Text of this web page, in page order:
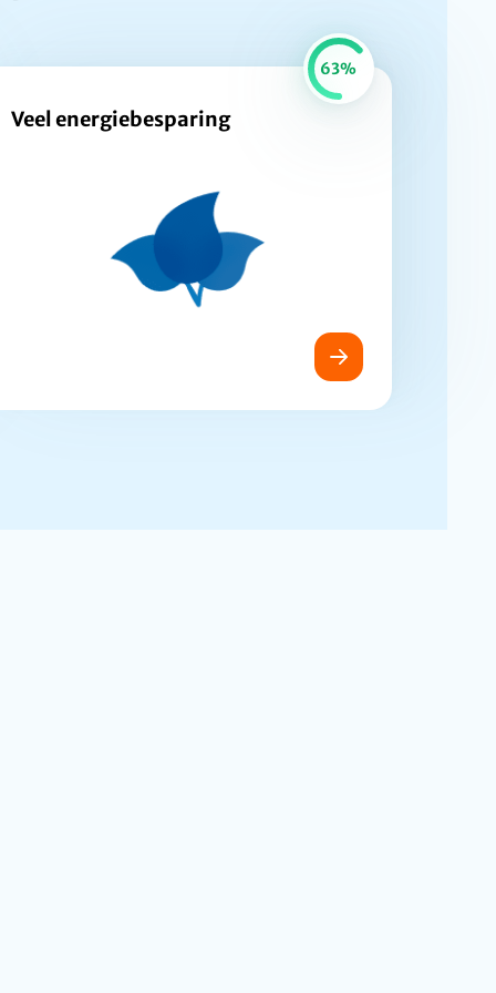
63%
Veel energiebesparing